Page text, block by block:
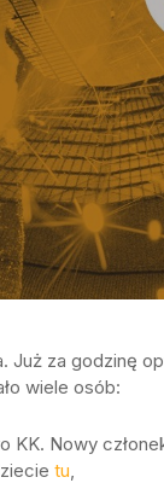
Już za godzinę
wiele osób:
KK. Nowy
tu,